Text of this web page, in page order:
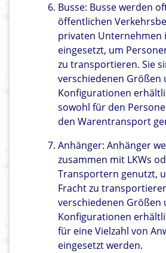
Busse: Busse werden
öffentlichen
privaten Unternehmen
eingesetzt, um
zu transportieren. Sie
verschiedenen Größen
Konfigurationen
sowohl für den
den Warentransport
Anhänger: Anhänger
zusammen mit LKWs
Transportern genutzt,
Fracht zu
verschiedenen Größen
Konfigurationen
für eine Vielzahl von
eingesetzt werden.